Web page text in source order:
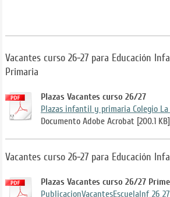
Vacantes curso 26-27 para Educación
Primaria
Plazas Vacantes curso 26/27
Plazas infantil y primaria Colegio La
Documento Adobe Acrobat [200.1 KB]
Vacantes curso 26-27 para Educación
Plazas Vacantes curso 26/27